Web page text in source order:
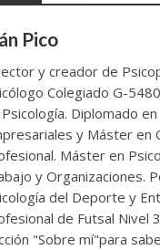
Pico
y creador de
Colegiado G-
Diplomado en
y Máster en
Máster en
y Organizaciones.
del Deporte y
de Futsal Nivel
"Sobre mí"para